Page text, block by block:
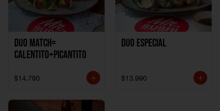
DUO MATCH=
CALENTITO+PICANTITO
$14.790
Duo especial
$13.990